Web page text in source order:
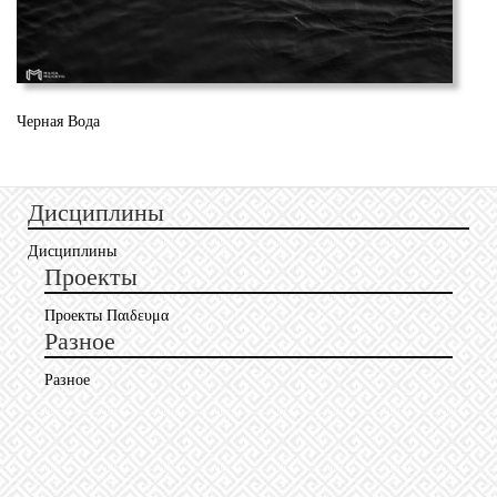
Черная Вода
Дисциплины
Дисциплины
Проекты
Проекты Пαιδευμα
Разное
Разное